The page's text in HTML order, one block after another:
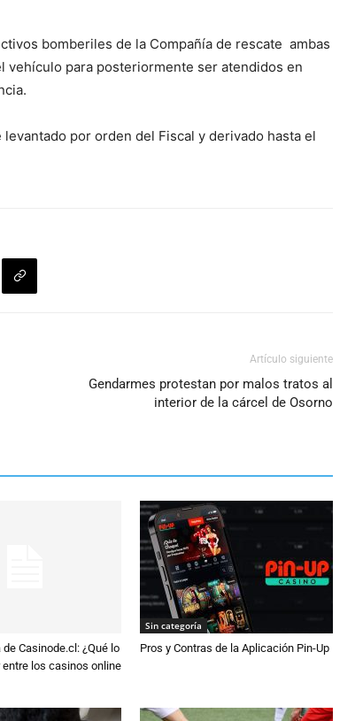
bomberiles de la Compañía de rescate ambas
para posteriormente ser atendidos en
por orden del Fiscal y derivado hasta el
Artículo siguiente
Gendarmes protestan por malos tratos al
interior de la cárcel de Osorno
Casinode.cl: ¿Qué lo
entre los casinos online
Sin categoría
Pros y Contras de la Aplicación Pin-Up